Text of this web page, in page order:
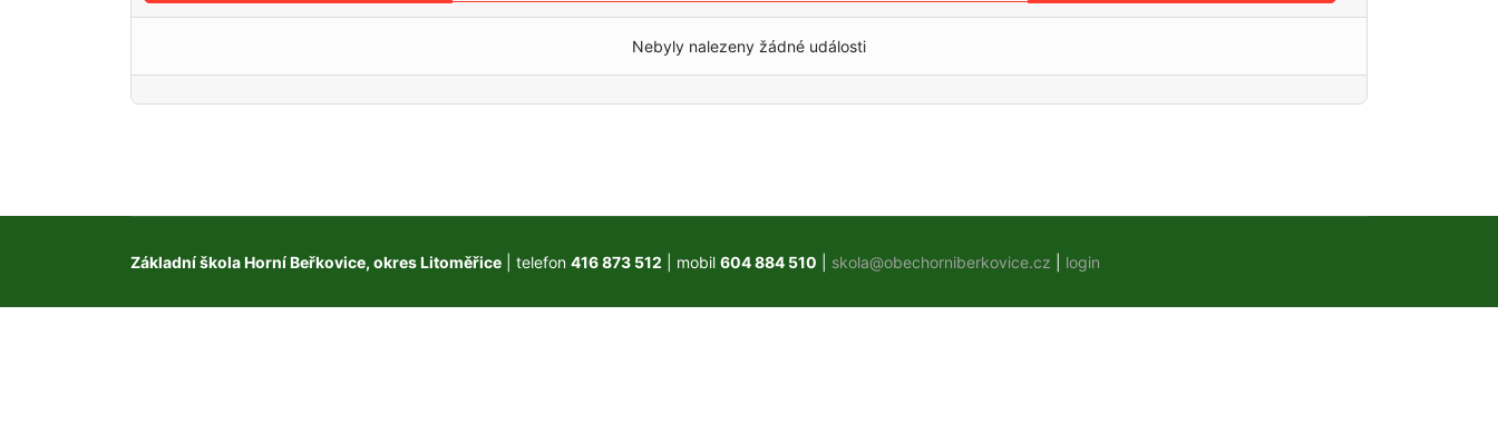
Nebyly nalezeny žádné události
Základní škola Horní Beřkovice, okres Litoměřice | telefon 416 873 512 | mobil 604 884 510 skola@obechorniberkovice.cz login